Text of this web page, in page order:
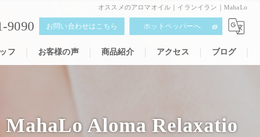
オススメのアロマオイル｜イランイラン｜MahaLo
9090 お問い合わせはこちら ホットペッパーへ
フ お客様の声 商品紹介 アクセス ブログ
Aloma Relaxatio